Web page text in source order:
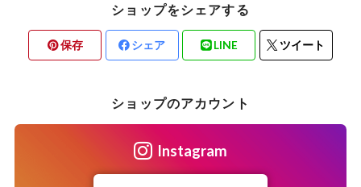
ショップをシェアする
保存 シェア LINE ツイート
ショップのアカウント
Instagram